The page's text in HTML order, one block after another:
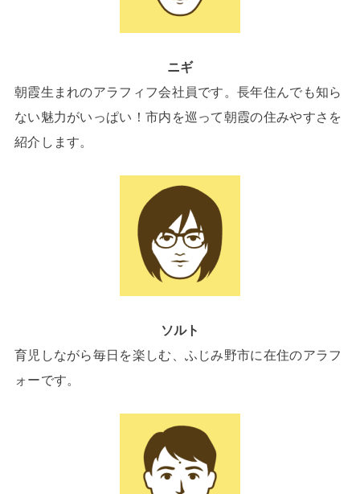
ニギ
朝霞生まれのアラフィフ会社員です。長年住んでも知ら
ない魅力がいっぱい！市内を巡って朝霞の住みやすさを
紹介します。
ソルト
育児しながら毎日を楽しむ、ふじみ野市に在住のアラフ
ォーです。